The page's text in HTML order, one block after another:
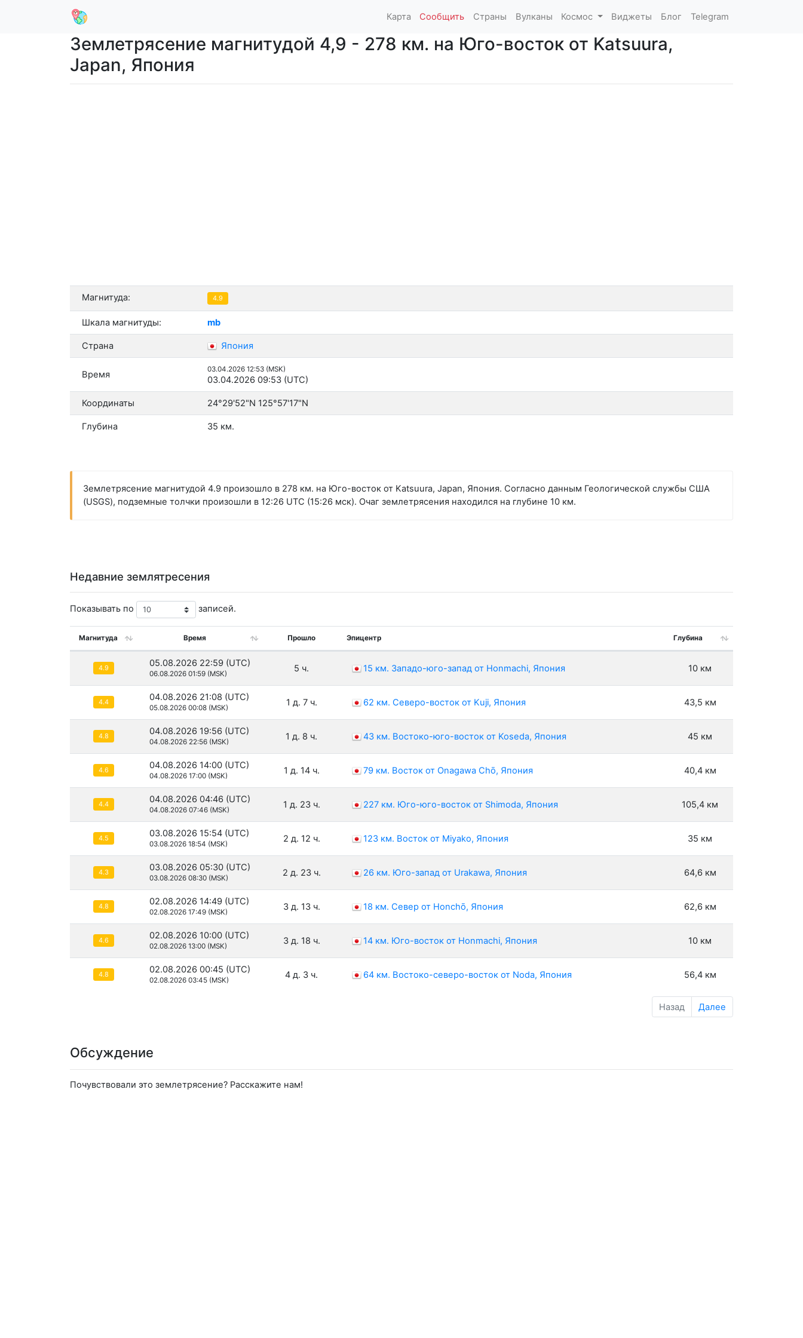
Карта Сообщить Страны Вулканы Космос Виджеты Блог Telegram
Землетрясение магнитудой 4,9 - 278 км. на Юго-восток от Katsuura,
Japan, Япония
Магнитуда: 4.9
Шкала магнитуды: mb
Страна Япония
Время 03.04.2026 12:53 (MSK)
03.04.2026 09:53 (UTC)
Координаты 24°29'52"N 125°57'17"N
Глубина 35 км.
Землетрясение магнитудой 4.9 произошло в 278 км. на Юго-восток от Katsuura, Japan, Япония. Согласно данным Геологической службы США
(USGS), подземные толчки произошли в 12:26 UTC (15:26 мск). Очаг землетрясения находился на глубине 10 км.
Недавние землятресения
Показывать по записей.
Магнитуда Время Прошло Эпицентр Глубина
4.9 05.08.2026 22:59 (UTC)
06.08.2026 01:59 (MSK) 5 ч. 15 км. Западо-юго-запад от Honmachi, Япония 10 км
4.4 04.08.2026 21:08 (UTC)
05.08.2026 00:08 (MSK) 1 д. 7 ч. 62 км. Северо-восток от Kuji, Япония 43,5 км
4.8 04.08.2026 19:56 (UTC)
04.08.2026 22:56 (MSK) 1 д. 8 ч. 43 км. Востоко-юго-восток от Koseda, Япония 45 км
4.6 04.08.2026 14:00 (UTC)
04.08.2026 17:00 (MSK) 1 д. 14 ч. 79 км. Восток от Onagawa Chō, Япония 40,4 км
4.4 04.08.2026 04:46 (UTC)
04.08.2026 07:46 (MSK) 1 д. 23 ч. 227 км. Юго-юго-восток от Shimoda, Япония 105,4 км
4.5 03.08.2026 15:54 (UTC)
03.08.2026 18:54 (MSK) 2 д. 12 ч. 123 км. Восток от Miyako, Япония 35 км
4.3 03.08.2026 05:30 (UTC)
03.08.2026 08:30 (MSK) 2 д. 23 ч. 26 км. Юго-запад от Urakawa, Япония 64,6 км
4.8 02.08.2026 14:49 (UTC)
02.08.2026 17:49 (MSK) 3 д. 13 ч. 18 км. Север от Honchō, Япония 62,6 км
4.6 02.08.2026 10:00 (UTC)
02.08.2026 13:00 (MSK) 3 д. 18 ч. 14 км. Юго-восток от Honmachi, Япония 10 км
4.8 02.08.2026 00:45 (UTC)
02.08.2026 03:45 (MSK) 4 д. 3 ч. 64 км. Востоко-северо-восток от Noda, Япония 56,4 км
Назад Далее
Обсуждение
Почувствовали это землетрясение? Расскажите нам!